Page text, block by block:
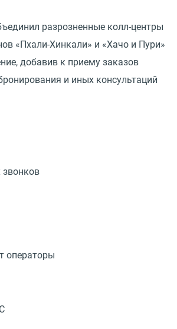
разрозненные колл-центры
«Пхали-Хинкали» и «Хачо и Пури»
добавив к приему заказов
и иных консультаций
звонков
операторы